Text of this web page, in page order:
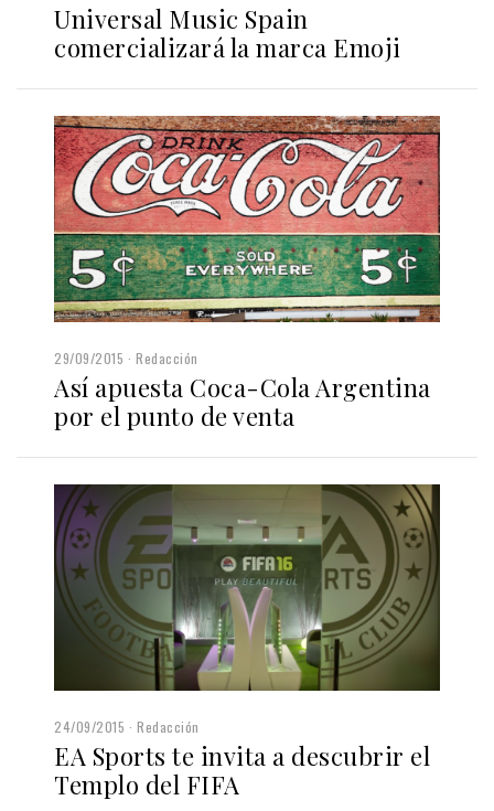
Universal Music Spain
comercializará la marca Emoji
29/09/2015 Redacción
Así apuesta Coca-Cola Argentina
por el punto de venta
24/09/2015 Redacción
EA Sports te invita a descubrir el
Templo del FIFA